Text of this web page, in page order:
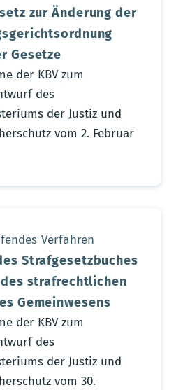
zur Änderung der
Gesetze
der KBV zum
des
der Justiz und
vom 2. Februar
Verfahren
Strafgesetzbuches
strafrechtlichen
Gemeinwesens
der KBV zum
des
der Justiz und
vom 30.